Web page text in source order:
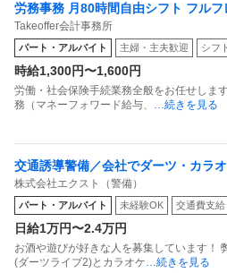
労務事務 月80時間自由シフト フル
躍中
Takeoffer会計事務所
パート・アルバイト 主婦・主夫歓迎 シフ
時給1,300円〜1,600円
労働・社会保険手続業務全般をお任せしま
務（マネーフォワード給与、 …続きを見る
交通誘導警備／会社でダーツ・カラ
きな人集まれ！「交通誘導警備の求人
株式会社エクスト（警備）
パート・アルバイト 未経験OK 交通費支給
日給1万円〜2.4万円
お酒や遊びが好きな人を募集しています！
(ダーツライブ2)とカラオケ…続きを見る